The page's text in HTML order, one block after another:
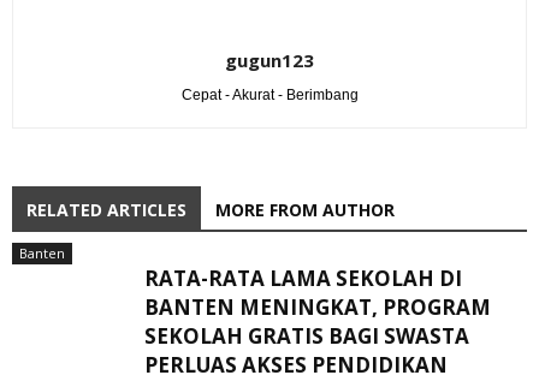
gugun123
Cepat - Akurat - Berimbang
RELATED ARTICLES MORE FROM AUTHOR
Banten
RATA-RATA LAMA SEKOLAH DI
BANTEN MENINGKAT, ‎PROGRAM
SEKOLAH GRATIS BAGI SWASTA
PERLUAS AKSES PENDIDIKAN ‎ ‎